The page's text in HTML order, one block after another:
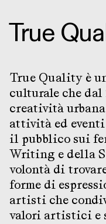
True
True Quality è
culturale che dal
creatività
attività ed
il pubblico sui
Writing e della
volontà di
forme di
artisti che
valori artistici e